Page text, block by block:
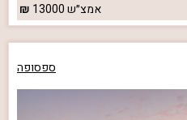
אמצ״ש13000
ספסופה